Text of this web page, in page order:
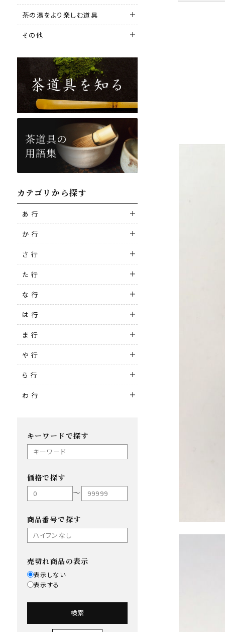
茶の湯をより楽しむ道具
その他
カテゴリから探す
あ 行
か 行
さ 行
た 行
な 行
は 行
ま 行
や 行
ら 行
わ 行
キーワードで探す
価格で探す
〜
商品番号で探す
売切れ商品の表示
表示しない
表示する
検索